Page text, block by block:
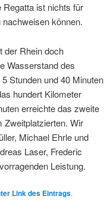
ist nichts für
können.
der Rhein doch
Wasserstand des
Stunden und 40 Minuten
hundert Kilometer
erreichte das zweite
Zweitplatzierten. Wir
Michael Ehrle und
Laser, Frederic
Leistung.
Link des Eintrags.